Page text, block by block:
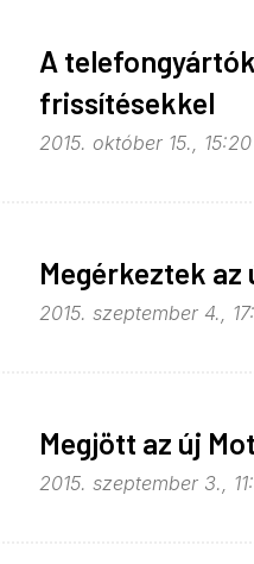
A
frissítésekkel
2015. október 15., 15:20
Megérkeztek az
2015. szeptember 4.,
Megjött az új
2015. szeptember 3.,